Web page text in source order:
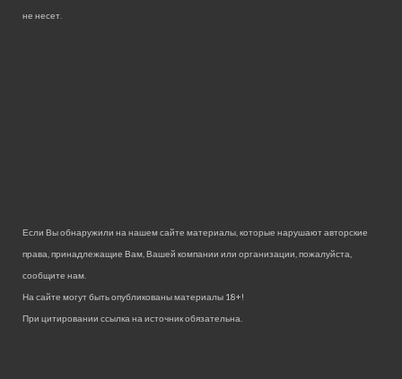
не несет.
Если Вы обнаружили на нашем сайте материалы, которые нарушают авторские
права, принадлежащие Вам, Вашей компании или организации, пожалуйста,
сообщите нам.
На сайте могут быть опубликованы материалы 18+!
При цитировании ссылка на источник обязательна.